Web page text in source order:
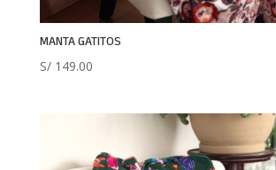
MANTA GATITOS
S/149.00